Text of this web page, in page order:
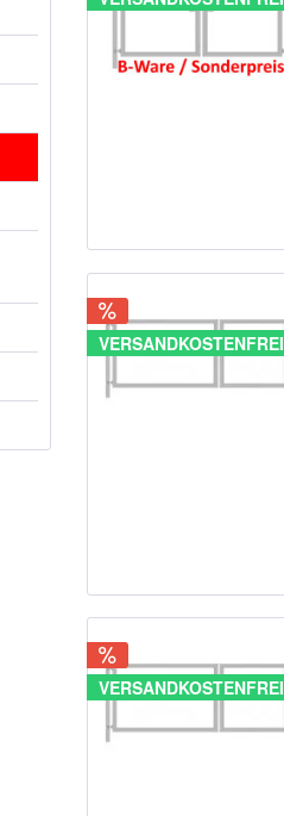
VERSANDKOSTENFREI
VERSANDKOSTENFREI